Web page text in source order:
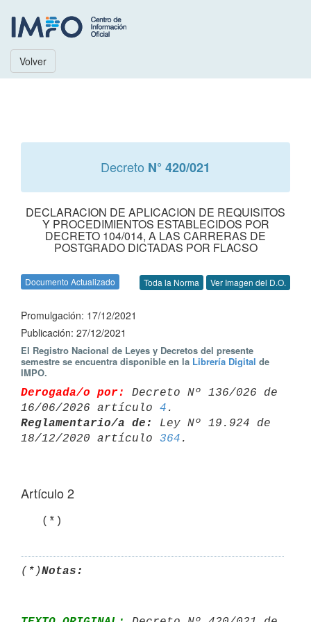
Volver
Decreto N° 420/021
DECLARACION DE APLICACION DE REQUISITOS
Y PROCEDIMIENTOS ESTABLECIDOS POR
DECRETO 104/014, A LAS CARRERAS DE
POSTGRADO DICTADAS POR FLACSO
Documento Actualizado Toda la Norma Ver Imagen del D.O.
Promulgación: 17/12/2021
Publicación: 27/12/2021
El Registro Nacional de Leyes y Decretos del presente
semestre se encuentra disponible en la Librería Digital de
IMPO.
Derogada/o por:
Decreto Nº 136/026 de
16/06/2026 artículo 4
Reglamentario/a de:
Ley Nº 19.924 de
18/12/2020 artículo 364
Artículo 2
   (*)
(*)Notas: